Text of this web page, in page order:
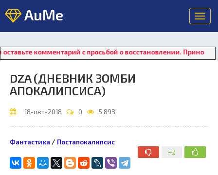
AuMe
с просьбой о восстановлении. Приносим свои
DZA (ДНЕВНИК ЗОМБИ
АПОКАЛИПСИСА)
18-окт-2018 0 5 893
+2
Фантастика / Постапокалипсис